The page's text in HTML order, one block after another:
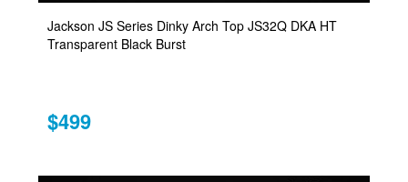
Jackson JS Series Dinky Arch Top JS32Q DKA HT
Transparent Black Burst
$499